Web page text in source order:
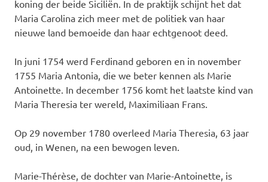
koning der beide Siciliën. In de praktijk schijnt het dat
Maria Carolina zich meer met de politiek van haar
nieuwe land bemoeide dan haar echtgenoot deed.
In juni 1754 werd Ferdinand geboren en in november
1755 Maria Antonia, die we beter kennen als Marie
Antoinette. In december 1756 komt het laatste kind van
Maria Theresia ter wereld, Maximiliaan Frans.
Op 29 november 1780 overleed Maria Theresia, 63 jaar
oud, in Wenen, na een bewogen leven.
Marie-Thérèse, de dochter van Marie-Antoinette, is